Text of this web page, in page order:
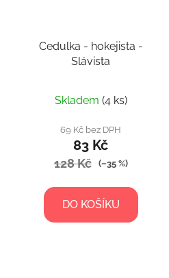
Cedulka - hokejista -
Slávista
Skladem (4 ks)
69 Kč bez DPH
83 Kč
128 Kč (–35 %)
DO KOŠÍKU